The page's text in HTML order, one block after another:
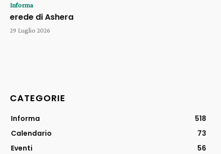
Informa
erede di Ashera
29 Luglio 2026
CATEGORIE
Informa
518
Calendario
73
Eventi
56